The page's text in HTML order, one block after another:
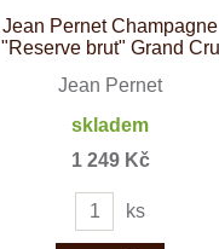
Jean Pernet Champagne
"Reserve brut" Grand Cru
Jean Pernet
skladem
1 249 Kč
ks